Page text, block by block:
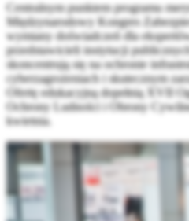
Centralnym punktem programu
Międzynarodowy Kongres
wymiany doświadczeń dla
przedstawicieli instytucji
skoncentrują się na ochronie
cyberzagrożeniach i skutecznym
Ofertę edukacyjną dopełnią XVII
Ochrony Ludności i Obrony
kwietnia.